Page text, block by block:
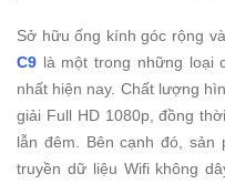
Sở hữu ống kính góc rộng
C9 là một trong những loại
nhất hiện nay. Chất lượng
giải Full HD 1080p, đồng
lẫn đêm.
Bên cạnh đó, sản
truyền dữ liệu Wifi không